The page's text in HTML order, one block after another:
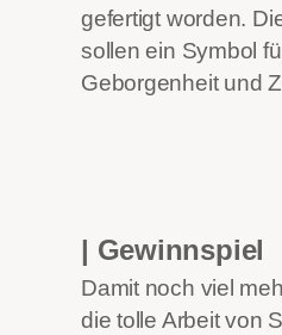
gefertigt worden.
sollen ein Symbol
Geborgenheit und
| Gewinnspiel
Damit noch viel
die tolle Arbeit von